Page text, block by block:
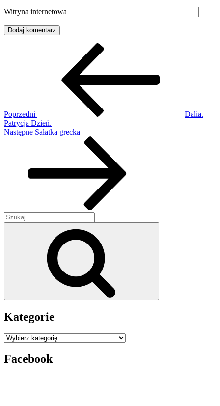
Witryna internetowa
Poprzedni
Dalia.
Patrycja Dzień.
Następny
Następne Sałatka grecka
Szukaj:
Kategorie
Kategorie
Facebook